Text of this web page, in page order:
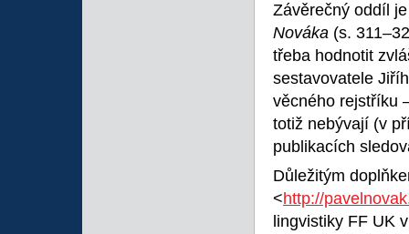
Závěrečný oddíl
Nováka (s.
třeba hodnotit
sestavovatele
věcného rejstříku
totiž nebývají (v
publikacích
Důležitým
<http://
lingvistiky FF UK